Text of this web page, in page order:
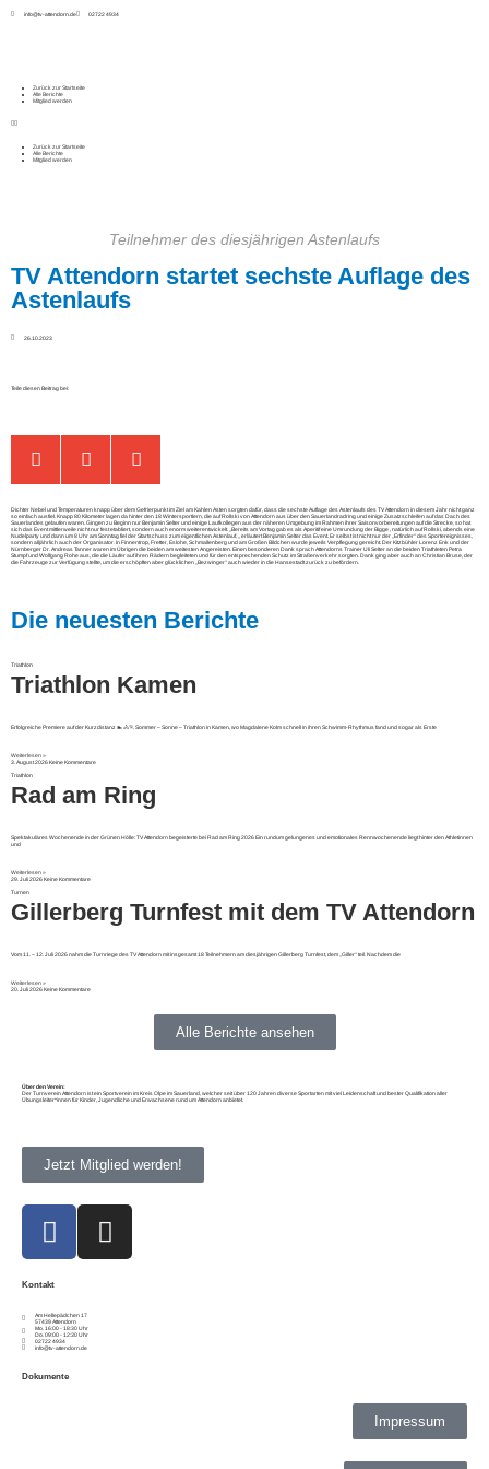
info@tv-attendorn.de 02722 4934
Zurück zur Startseite
Alle Berichte
Mitglied werden
Zurück zur Startseite
Alle Berichte
Mitglied werden
TV Attendorn startet sechste Auflage des
Astenlaufs
26.10.2023
Teile diesen Beitrag bei:
Teilnehmer des diesjährigen Astenlaufs
Dichter Nebel und Temperaturen knapp über dem Gefrierpunkt im Ziel am Kahlen Asten sorgten dafür, dass die sechste Auflage des Astenlaufs des TV Attendorn in diesem Jahr nicht ganz
so einfach ausfiel. Knapp 80 Kilometer lagen da hinter den 18 Wintersportlern, die auf Rollski von Attendorn aus über den Sauerlandradring und einige Zusatzschleifen auf das Dach des
Sauerlandes gelaufen waren. Gingen zu Beginn nur Benjamin Selter und einige Laufkollegen aus der näheren Umgebung im Rahmen ihrer Saisonvorbereitungen auf die Strecke, so hat
sich das Event mittlerweile nicht nur fest etabliert, sondern auch enorm weiterentwickelt. „Bereits am Vortag gab es als Aperitif eine Umrundung der Bigge , natürlich auf Rollski, abends eine
Nudelparty und dann um 8 Uhr am Sonntag fiel der Startschuss zum eigentlichen Astenlauf, „ erläutert Benjamin Selter das Event. Er selbst ist nicht nur der „Erfinder“ des Sportereignisses,
sondern alljährlich auch der Organisator. In Finnentrop, Fretter, Eslohe, Schmallenberg und am Großen Bildchen wurde jeweils Verpflegung gereicht. Der Kitzbühler Lorenz Enk und der
Nürnberger Dr. Andreas Tanner waren im Übrigen die beiden am weitesten Angereisten. Einen besonderen Dank sprach Attendorns Trainer Uli Selter an die beiden Triathleten Petra
Stumpf und Wolfgang Rohe aus, die die Läufer auf ihren Rädern begleiteten und für den entsprechenden Schutz im Straßenverkehr sorgten. Dank ging aber auch an Christian Bruse, der
die Fahrzeuge zur Verfügung stellte, um die erschöpften aber glücklichen „Bezwinger“ auch wieder in die Hansestadt zurück zu befördern.
Die neuesten Berichte
Triathlon
Triathlon Kamen
Erfolgreiche Premiere auf der Kurzdistanz 🏊🚴🏃 Sommer – Sonne – Triathlon in Kamen, wo Magdalene Kolm schnell in ihren Schwimm-Rhythmus fand und sogar als Erste
Weiterlesen »
3. August 2026Keine Kommentare
Triathlon
Rad am Ring
Spektakuläres Wochenende in der Grünen Hölle: TV Attendorn begeisterte bei Rad am Ring 2026 Ein rundum gelungenes und emotionales Rennwochenende liegt hinter den Athletinnen
und
Weiterlesen »
29. Juli 2026Keine Kommentare
Turnen
Gillerberg Turnfest mit dem TV Attendorn
Vom 11. – 12. Juli 2026 nahm die Turnriege des TV Attendorn mit insgesamt 18 Teilnehmern am diesjährigen Gillerberg Turnfest, dem „Giller“ teil. Nachdem die
Weiterlesen »
20. Juli 2026Keine Kommentare
Alle Berichte ansehen
Über den Verein:
Der Turnverein Attendorn ist ein Sportverein im Kreis Olpe im Sauerland, welcher seit über 120 Jahren diverse Sportarten mit viel Leidenschaft und bester Qualifikation aller
Übungsleiter*innen für Kinder, Jugendliche und Erwachsene rund um Attendorn anbietet.
Jetzt Mitglied werden!
Kontakt
Am Hellepädchen 17
57439 Attendorn
Mo. 16:00 - 18:30 Uhr
Do. 09:00 - 12:30 Uhr
02722 4934
info@tv-attendorn.de
Dokumente
Impressum